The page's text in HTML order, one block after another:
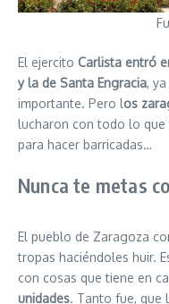
El ejercito Carlista entró
y la de Santa Engracia,
importante. Pero los
lucharon con todo lo que
para hacer barricadas…
Nunca te metas
El pueblo de Zaragoza
tropas haciéndoles huir.
con cosas que tiene en
unidades. Tanto fue, que